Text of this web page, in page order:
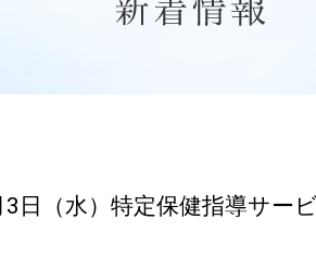
3日（水）特定保健指導サー